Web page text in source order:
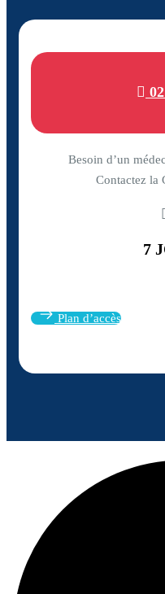
Besoin d’un
Contactez la
7
Plan d’accès